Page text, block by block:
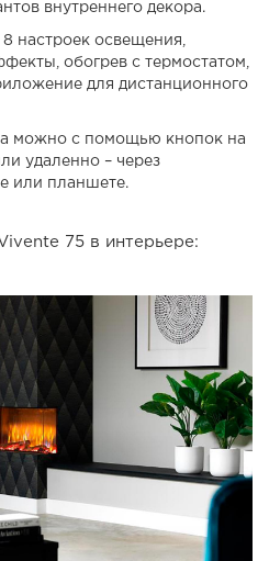
внутреннего декора.
8 настроек освещения,
обогрев с термостатом,
для дистанционного
можно с помощью кнопок на
удаленно – через
или планшете.
75 в интерьере: